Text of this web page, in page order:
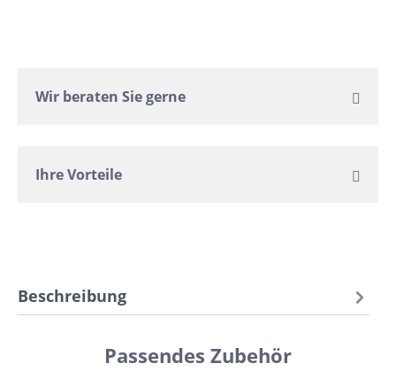
Wir beraten Sie gerne
Ihre Vorteile
Beschreibung
Passendes Zubehör